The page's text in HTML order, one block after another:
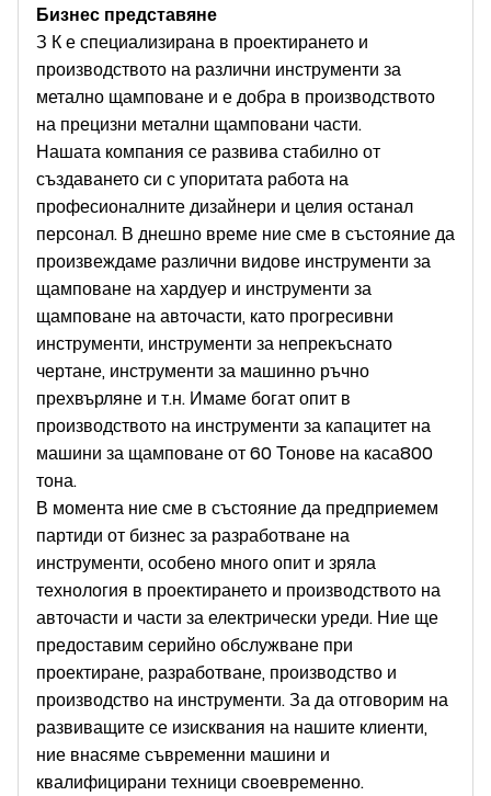
Бизнес представяне
З Ке специализирана в проектирането и
производството на различни инструменти за
метално щамповане и е добра в производството
на прецизни метални щамповани части.
Нашата компания се развива стабилно от
създаването си с упоритата работа на
професионалните дизайнери и целия останал
персонал. В днешно време ние сме в състояние да
произвеждаме различни видове инструменти за
щамповане на хардуер и инструменти за
щамповане на авточасти, като прогресивни
инструменти, инструменти за непрекъснато
чертане, инструменти за машинно ръчно
прехвърляне и т.н. Имаме богат опит в
производството на инструменти за капацитет на
машини за щамповане от 60 Тонове на каса800
тона.
В момента ние сме в състояние да предприемем
партиди от бизнес за разработване на
инструменти, особено много опит и зряла
технология в проектирането и производството на
авточасти и части за електрически уреди. Ние ще
предоставим серийно обслужване при
проектиране, разработване, производство и
производство на инструменти. За да отговорим на
развиващите се изисквания на нашите клиенти,
ние внасяме съвременни машини и
квалифицирани техници своевременно.